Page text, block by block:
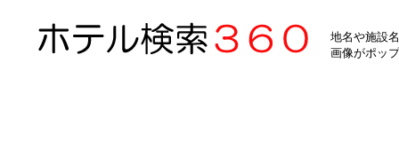
地名や施設
画像がポッ